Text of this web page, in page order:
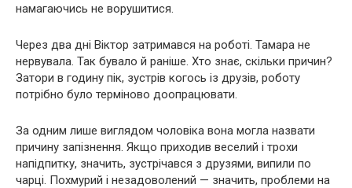
намагаючись не ворушитися.
Через два дні Віктор затримався на роботі. Тамара не
нервувала. Так бувало й раніше. Хто знає, скільки причин?
Затори в годину пік, зустрів когось із друзів, роботу
потрібно було терміново доопрацювати.
За одним лише виглядом чоловіка вона могла назвати
причину запізнення. Якщо приходив веселий і трохи
напідпитку, значить, зустрічався з друзями, випили по
чарці. Похмурий і незадоволений — значить, проблеми на